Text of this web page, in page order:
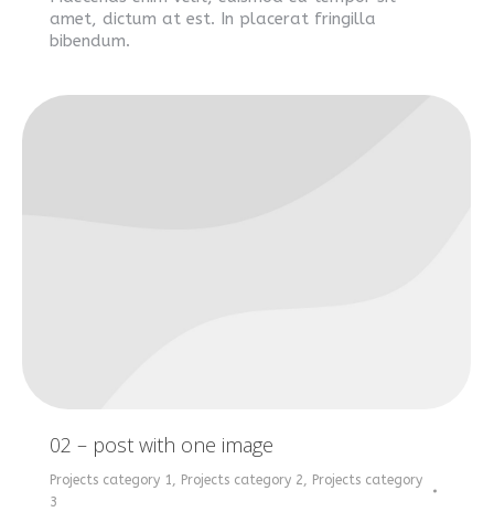
amet, dictum at est. In placerat fringilla
bibendum.
02 – post with one image
Projects category 1, Projects category 2, Projects category
3